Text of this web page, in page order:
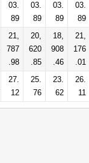
03.
89
03.
89
03.
89
03.
89
21,
787
.98
20,
620
.85
18,
908
.46
21,
176
.01
27.
12
25.
76
23.
62
26.
11